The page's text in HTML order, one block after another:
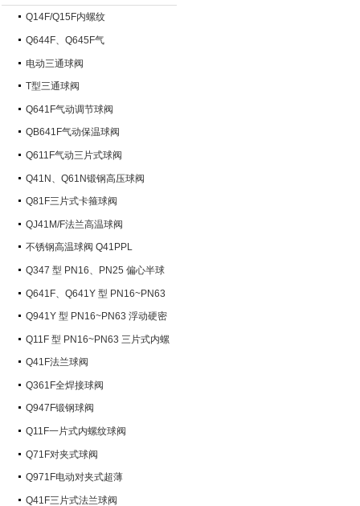
Q14F/Q15F内螺纹
Q644F、Q645F气
电动三通球阀
T型三通球阀
Q641F气动调节球阀
QB641F气动保温球阀
Q611F气动三片式球阀
Q41N、Q61N锻钢高压球阀
Q81F三片式卡箍球阀
QJ41M/F法兰高温球阀
不锈钢高温球阀 Q41PPL
Q347 型 PN16、PN25 偏心半球
阀Q641F、Q641Y 型 PN16~PN63
气动球阀
Q941Y 型 PN16~PN63 浮动硬密
封电动球阀
Q11F 型 PN16~PN63 三片式内螺
纹球阀
Q41F法兰球阀
Q361F全焊接球阀
Q947F锻钢球阀
Q11F一片式内螺纹球阀
Q71F对夹式球阀
Q971F电动对夹式超薄
Q41F三片式法兰球阀